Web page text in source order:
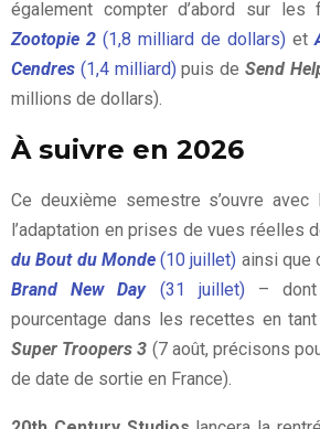
également compter d’abord sur
Zootopie 2 (1,8 milliard de dollars) et
Cendres (1,4 milliard)puis deSend
millions de dollars).
À suivre en 2026
Ce deuxième semestre s’ouvre
l’adaptation en prises de vues réelles
du Bout du Monde(10 juillet) ainsi que
Brand New Day(31 juillet)– dont
pourcentage dans les recettes en
Super Troopers 3 (7 août, précisons
de date de sortie en France).